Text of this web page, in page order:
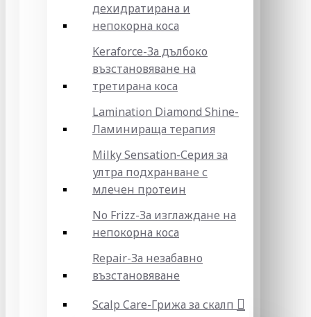
дехидратирана и
непокорна коса
Keraforce-За дълбоко
възстановяване на
третирана коса
Lamination Diamond Shine-
Ламинираща терапия
Milky Sensation-Серия за
ултра подхранване с
млечен протеин
No Frizz-За изглаждане на
непокорна коса
Repair-За незабавно
възстановяване
Scalp Care-Грижа за скалп